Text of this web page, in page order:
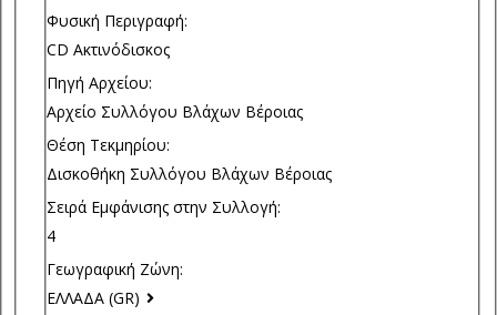
Φυσική Περιγραφή:
CD Ακτινόδισκος
Πηγή Αρχείου:
Αρχείο Συλλόγου Βλάχων Βέροιας
Θέση Τεκμηρίου:
Δισκοθήκη Συλλόγου Βλάχων Βέροιας
Σειρά Εμφάνισης στην Συλλογή:
4
Γεωγραφική Ζώνη:
ΕΛΛΑΔΑ (GR)